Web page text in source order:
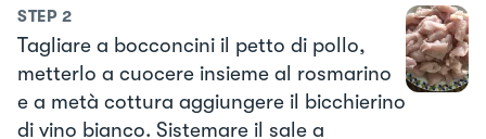
STEP 2
Tagliare a bocconcini il petto di pollo,
metterlo a cuocere insieme al rosmarino
e a metà cottura aggiungere il bicchierino
di vino bianco. Sistemare il sale a